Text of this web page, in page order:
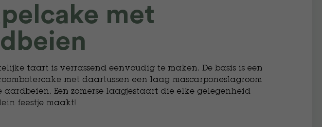
met
taart is verrassend eenvoudig te maken. De basis is een
met daartussen een laag mascarponeslagroom
aardbeien. Een zomerse laagjestaart die elke gelegenheid
feestje maakt!